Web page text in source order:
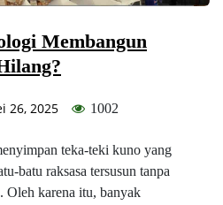
Membangun
26, 2025 1002
teka-teki kuno yang
batu raksasa tersusun tanpa
Oleh karena itu, banyak